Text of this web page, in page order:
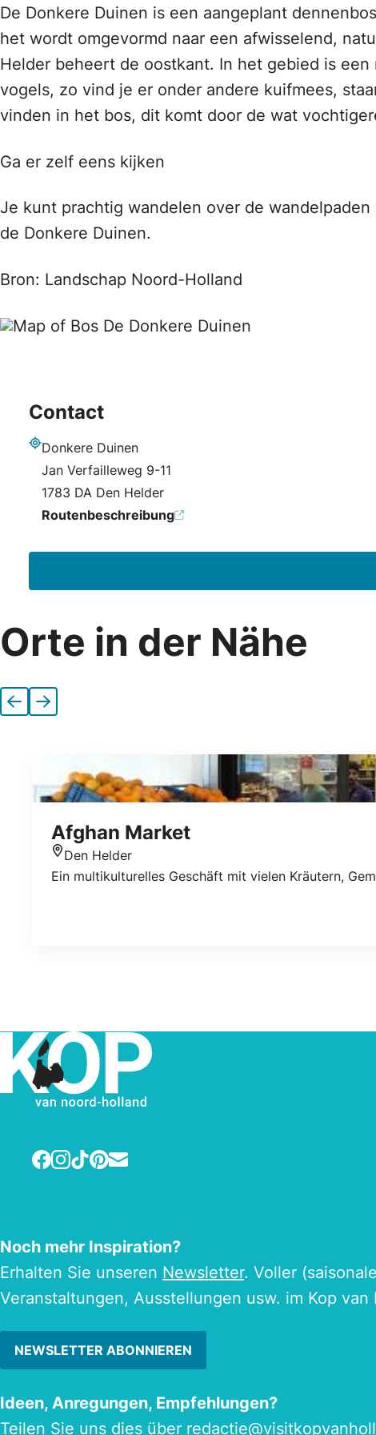
De Donkere Duinen is een aangeplant
het wordt omgevormd naar een afwisselend,
Helder beheert de oostkant. In het gebied is
vogels, zo vind je er onder andere kuifmees,
vinden in het bos, dit komt door de wat
Ga er zelf eens kijken
Je kunt prachtig wandelen over de
de Donkere Duinen.
Bron: Landschap Noord-Holland
Contact
Donkere Duinen
Jan Verfailleweg 9-11
1783 DA Den Helder
Routenbeschreibung
Orte in der Nähe
Vorherige
Nächste
Afghan Market
Den Helder
Ein multikulturelles Geschäft mit vielen Kräutern,
Facebook
Instagram
TikTok
Pinterest
E-mail
Noch mehr Inspiration?
Erhalten Sie unseren Newsletter. Voller
Veranstaltungen, Ausstellungen usw. im Kop van
NEWSLETTER ABONNIEREN
Ideen, Anregungen, Empfehlungen?
Teilen Sie uns dies über